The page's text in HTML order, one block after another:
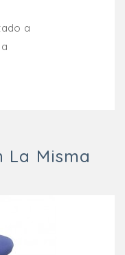
a
La Misma